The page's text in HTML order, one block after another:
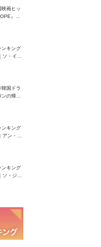
映画ヒッ
』が
ンキング
・イン
韓国ドラ
ンの帰
ンキング
ン・ヒ
ンキング
・ジソ